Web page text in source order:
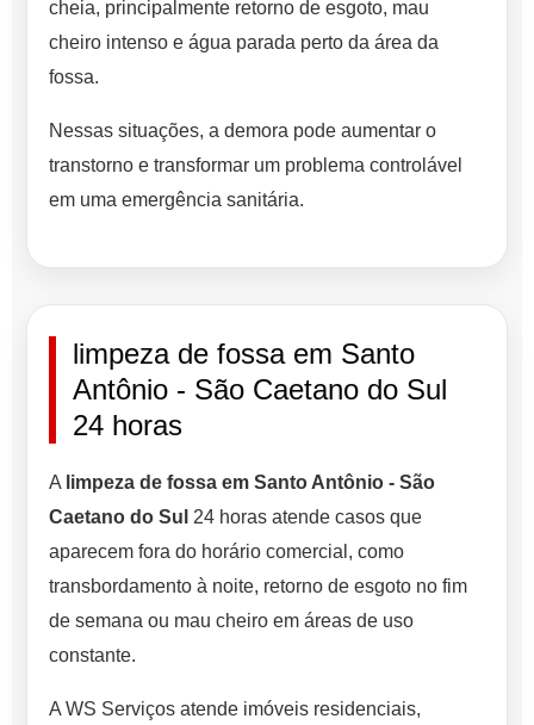
cheia, principalmente retorno de esgoto, mau
cheiro intenso e água parada perto da área da
fossa.
Nessas situações, a demora pode aumentar o
transtorno e transformar um problema controlável
em uma emergência sanitária.
limpeza de fossa em Santo
Antônio - São Caetano do Sul
24 horas
A limpeza de fossa em Santo Antônio - São
Caetano do Sul 24 horas atende casos que
aparecem fora do horário comercial, como
transbordamento à noite, retorno de esgoto no fim
de semana ou mau cheiro em áreas de uso
constante.
A WS Serviços atende imóveis residenciais,